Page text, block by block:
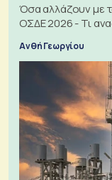
Όσα αλλάζουν με
ΟΣΔΕ 2026 - Τι
Ανθή Γεωργίου